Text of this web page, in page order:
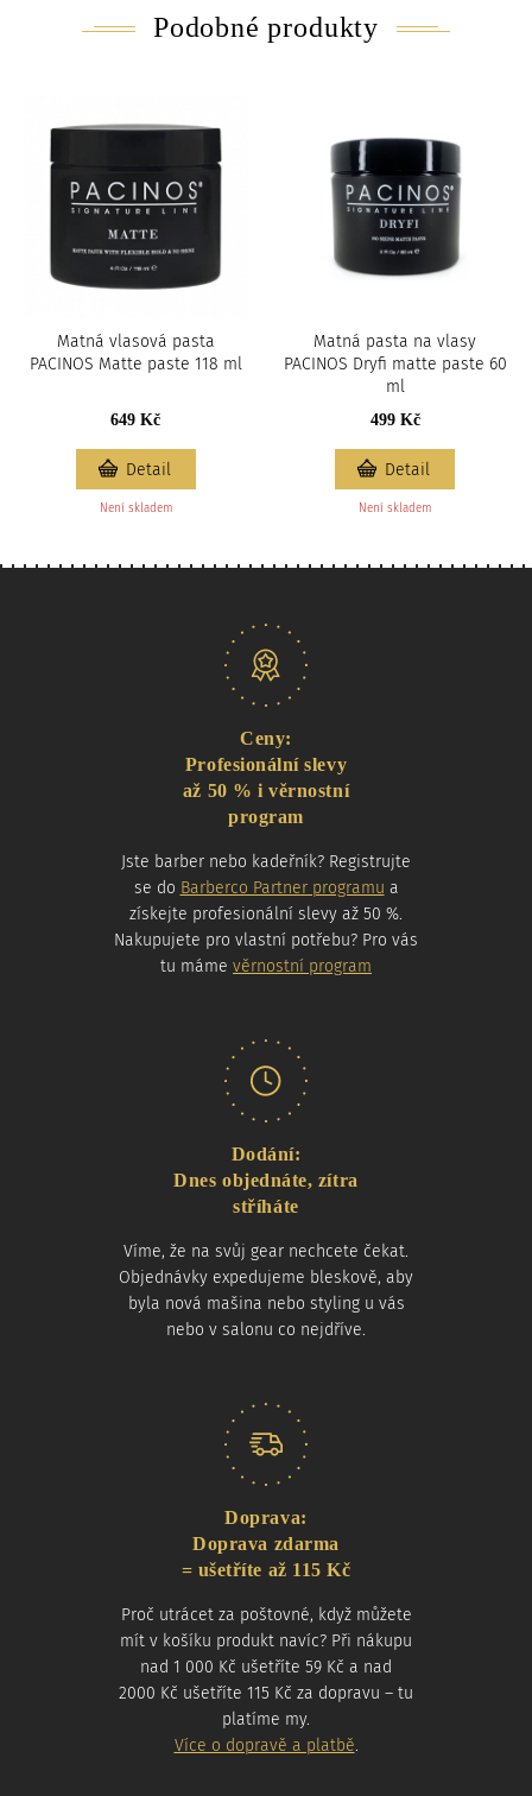
Podobné produkty
Matná vlasová pasta
PACINOS Matte paste 118 ml
649 Kč
Není skladem
Detail
Matná pasta na vlasy
PACINOS Dryfi matte paste 60
ml
499 Kč
Není skladem
Detail
Ceny:
Profesionální slevy
až 50 % i věrnostní
program
Jste barber nebo kadeřník? Registrujte
se do Barberco Partner programu a
získejte profesionální slevy až 50 %.
Nakupujete pro vlastní potřebu? Pro vás
tu máme věrnostní program
Dodání:
Dnes objednáte, zítra
stříháte
Víme, že na svůj gear nechcete čekat.
Objednávky expedujeme bleskově, aby
byla nová mašina nebo styling u vás
nebo v salonu co nejdříve.
Doprava:
Doprava zdarma
= ušetříte až 115 Kč
Proč utrácet za poštovné, když můžete
mít v košíku produkt navíc? Při nákupu
nad 1 000 Kč ušetříte 59 Kč a nad
2000 Kč ušetříte 115 Kč za dopravu – tu
platíme my.
Více o dopravě a platbě.